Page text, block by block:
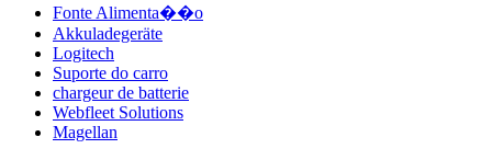
Fonte Alimenta��o
Akkuladegeräte
Logitech
Suporte do carro
chargeur de batterie
Webfleet Solutions
Magellan